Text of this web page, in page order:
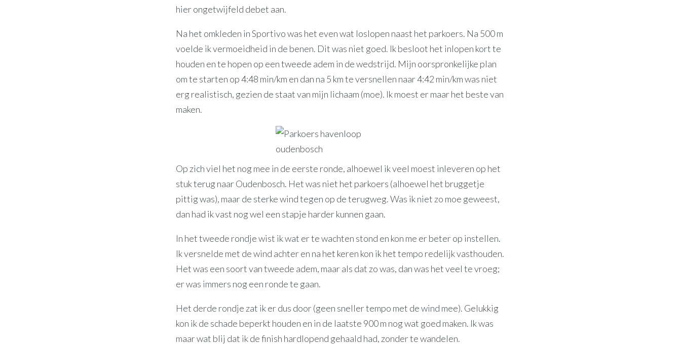
hier ongetwijfeld debet aan.
Na het omkleden in Sportivo was het even wat loslopen naast het parkoers. Na 500 m
voelde ik vermoeidheid in de benen. Dit was niet goed. Ik besloot het inlopen kort te
houden en te hopen op een tweede adem in de wedstrijd. Mijn oorspronkelijke plan
om te starten op 4:48 min/km en dan na 5 km te versnellen naar 4:42 min/km was niet
erg realistisch, gezien de staat van mijn lichaam (moe). Ik moest er maar het beste van
maken.
Op zich viel het nog mee in de eerste ronde, alhoewel ik veel moest inleveren op het
stuk terug naar Oudenbosch. Het was niet het parkoers (alhoewel het bruggetje
pittig was), maar de sterke wind tegen op de terugweg. Was ik niet zo moe geweest,
dan had ik vast nog wel een stapje harder kunnen gaan.
In het tweede rondje wist ik wat er te wachten stond en kon me er beter op instellen.
Ik versnelde met de wind achter en na het keren kon ik het tempo redelijk vasthouden.
Het was een soort van tweede adem, maar als dat zo was, dan was het veel te vroeg;
er was immers nog een ronde te gaan.
Het derde rondje zat ik er dus door (geen sneller tempo met de wind mee). Gelukkig
kon ik de schade beperkt houden en in de laatste 900 m nog wat goed maken. Ik was
maar wat blij dat ik de finish hardlopend gehaald had, zonder te wandelen.